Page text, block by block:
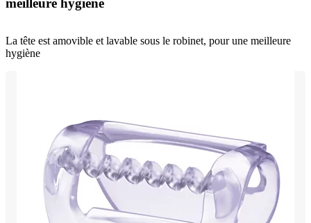
La tête est amovible et lavable sous le robinet, pour une meilleure
hygiène